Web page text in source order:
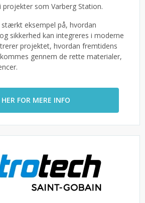
som Varberg Station.
eksempel på, hvordan
sikkerhed kan integreres i moderne
projektet, hvordan fremtidens
gennem de rette materialer,
FOR MERE INFO